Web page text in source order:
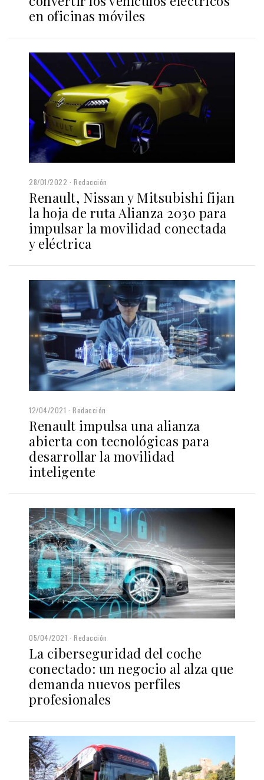
en oficinas móviles
28/01/2022 Redacción
Renault, Nissan y Mitsubishi fijan
la hoja de ruta Alianza 2030 para
impulsar la movilidad conectada
y eléctrica
12/04/2021 Redacción
Renault impulsa una alianza
abierta con tecnológicas para
desarrollar la movilidad
inteligente
05/04/2021 Redacción
La ciberseguridad del coche
conectado: un negocio al alza que
demanda nuevos perfiles
profesionales